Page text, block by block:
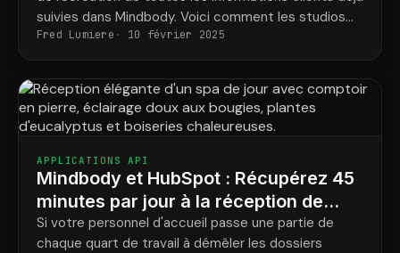
suivies dans Mindbody. Voici comment les studios
peuvent éviter cette étape et être opérationnels
dès le premier jour avec Keap.
Fred Lumiere 10 février 2025
APPLICATIONS API
Mindbody et HubSpot : Récupérez 45
minutes par jour à la réception de
votre spa
Si votre personnel d'accueil passe une partie de
chaque quart de travail à démêler les dossiers